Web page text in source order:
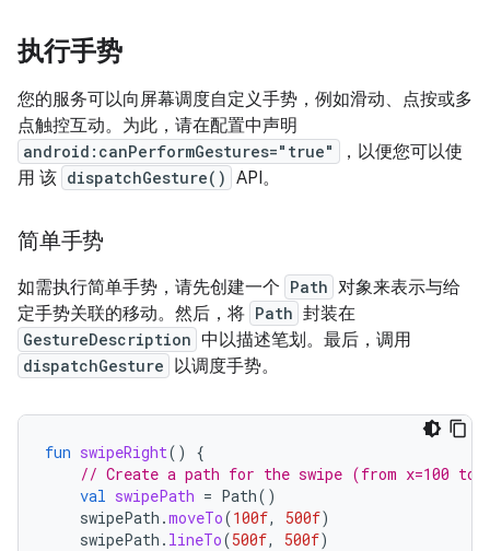
执行手势
您的服务可以向屏幕调度自定义手势，例如滑动、点按或多
点触控互动。为此，请在配置中声明
android:canPerformGestures="true"
，以便您可以使
用 该 dispatchGesture() API。
简单手势
如需执行简单手势，请先创建一个 Path 对象来表示与给
定手势关联的移动。然后，将 Path 封装在
GestureDescription 中以描述笔划。最后，调用
dispatchGesture 以调度手势。
fun swipeRight()
{
// Create a path for the swipe (from x=100 to
val swipePath = Path()
swipePath .moveTo(100f, 500f)
swipePath . lineTo(500f, 500f)